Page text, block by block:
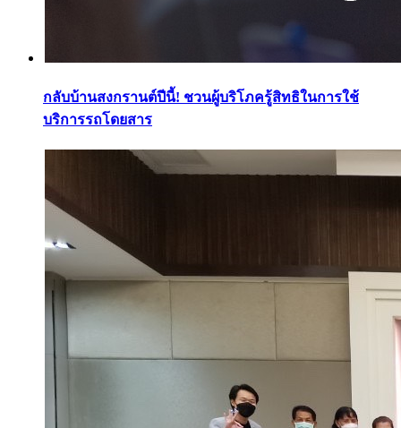
กลับบ้านสงกรานต์ปีนี้! ชวนผู้บริโภครู้สิทธิในการใช้
บริการรถโดยสาร